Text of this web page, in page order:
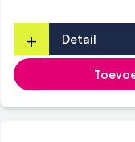
+ Detail